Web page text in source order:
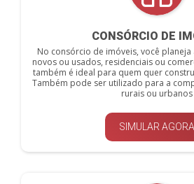
CONSÓRCIO DE
No consórcio de imóveis, você
novos ou usados, residenciais ou
também é ideal para quem quer
Também pode ser utilizado para a
rurais ou urbanos
SIMULAR AGORA